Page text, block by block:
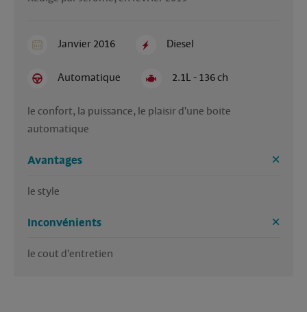
Janvier 2016 Diesel
Automatique 2.1L - 136 ch
le confort, la puissance, le plaisir d'une boite
automatique
Avantages
le style
Inconvénients
le cout d'entretien